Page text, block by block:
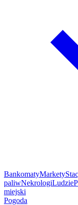
BankomatyMarkety
paliwNekrologiLudzie
miejski
Pogoda